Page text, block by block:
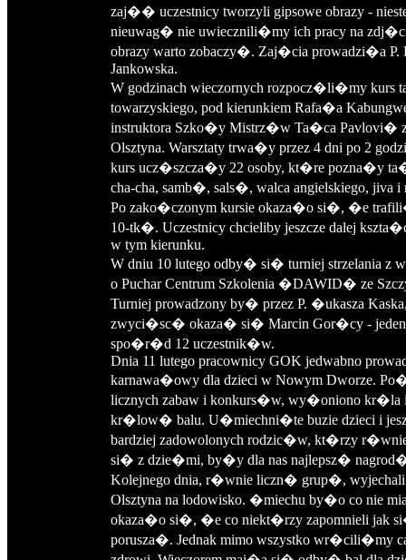
zaj�� uczestnicy tworzyli gipsowe obrazy -
nieuwag� nie uwiecznili�my ich pracy na
obrazy warto zobaczy�. Zaj�cia prowadzi�a P.
Jankowska.
W godzinach wieczornych rozpocz�li�my kurs
towarzyskiego, pod kierunkiem Rafa�a
instruktora Szko�y Mistrz�w Ta�ca Pavlovi�
Olsztyna. Warsztaty trwa�y przez 4 dni po 2
kurs ucz�szcza�y 22 osoby, kt�re pozna�y
cha-cha, samb�, sals�, walca angielskiego, jiva
Po zako�czonym kursie okaza�o si�, �e
10-tk�. Uczestnicy chcieliby jeszcze dalej
w tym kierunku.
W dniu 10 lutego odby� si� turniej strzelania z
o Puchar Centrum Szkolenia �DAWID� ze
Turniej prowadzony by� przez P. �ukasza
zwyci�sc� okaza� si� Marcin Gor�cy - jeden
spo�r�d 12 uczestnik�w.
Dnia 11 lutego pracownicy GOK jedwabno
karnawa�owy dla dzieci w Nowym Dworze.
licznych zabaw i konkurs�w, wy�oniono kr�la
kr�low� balu. U�miechni�te buzie dzieci i
bardziej zadowolonych rodzic�w, kt�rzy
si� z dzie�mi, by�y dla nas najlepsz�
Kolejnego dnia, r�wnie liczn� grup�,
Olsztyna na lodowisko. �miechu by�o co nie
okaza�o si�, �e co niekt�rzy zapomnieli jak
porusza�. Jednak mimo wszystko wr�cili�my